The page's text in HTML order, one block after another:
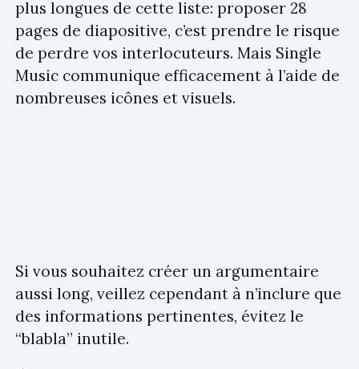
plus longues de cette liste: proposer 28
pages de diapositive, c’est prendre le risque
de perdre vos interlocuteurs. Mais Single
Music communique efficacement à l’aide de
nombreuses icônes et visuels.
Si vous souhaitez créer un argumentaire
aussi long, veillez cependant à n’inclure que
des informations pertinentes, évitez le
“blabla” inutile.